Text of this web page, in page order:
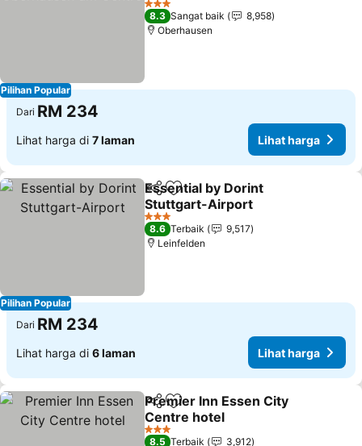
Pilihan Popular
Lihat harga
3 Bintang
8.3 Sangat baik
8,958
Oberhausen
Dari RM 234
Lihat harga di 7 laman Lihat harga
Pilihan Popular
KongsiTambah ke favorit
Essential by Dorint
Stuttgart-Airport
Lihat harga
3 Bintang
8.6 Terbaik
9,517
Leinfelden
Dari RM 234
Lihat harga di 6 laman Lihat harga
KongsiTambah ke favorit
Premier Inn Essen City
Centre hotel
Lihat harga
3 Bintang
8.5 Terbaik
3,912